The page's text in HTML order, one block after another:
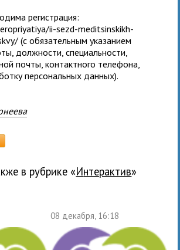
регистрация:
ii-sezd-meditsinskikh-
(с обязательным указанием
должности, специальности,
почты, контактного телефона,
персональных данных).
в рубрике « Интерактив»
08 декабря, 16:18